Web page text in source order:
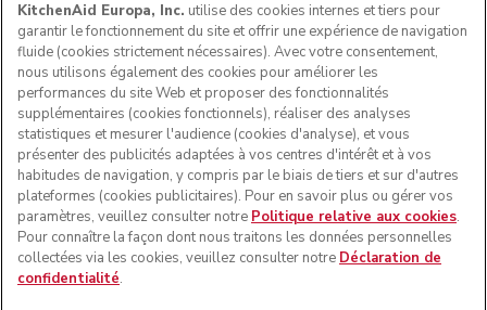
SUIVEZ-NOUS
KitchenAid Europa, Inc. utilise des cookies internes et tiers pour
garantir le fonctionnement du site et offrir une expérience de navigation
fluide (cookies strictement nécessaires). Avec votre consentement,
nous utilisons également des cookies pour améliorer les
performances du site Web et proposer des fonctionnalités
supplémentaires (cookies fonctionnels), réaliser des analyses
statistiques et mesurer l'audience (cookies d'analyse), et vous
présenter des publicités adaptées à vos centres d'intérêt et à vos
habitudes de navigation, y compris par le biais de tiers et sur d'autres
plateformes (cookies publicitaires). Pour en savoir plus ou gérer vos
paramètres, veuillez consulter notre Politique relative aux cookies.
Pour connaître la façon dont nous traitons les données personnelles
collectées via les cookies, veuillez consulter notre Déclaration de
confidentialité.